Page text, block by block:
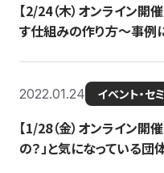
【2/24（木）オンライン開
す仕組みの作り方〜事
2022.01.24 イベント・セ
【1/28（金）オンライン開
の？」と気になっている団